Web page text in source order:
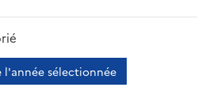
l'année sélectionnée